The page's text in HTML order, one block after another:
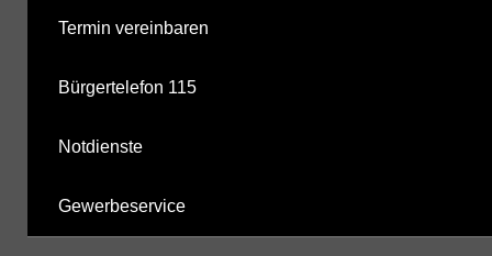
Termin vereinbaren
Bürgertelefon 115
Notdienste
Gewerbeservice